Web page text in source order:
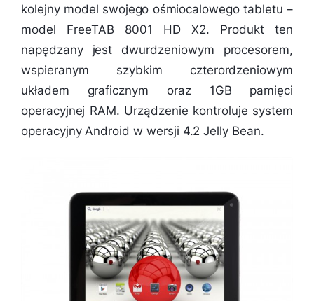
kolejny model swojego ośmiocalowego tabletu –
model FreeTAB 8001 HD X2. Produkt ten
napędzany jest dwurdzeniowym procesorem,
wspieranym szybkim czterordzeniowym
układem graficznym oraz 1GB pamięci
operacyjnej RAM. Urządzenie kontroluje system
operacyjny Android w wersji 4.2 Jelly Bean.